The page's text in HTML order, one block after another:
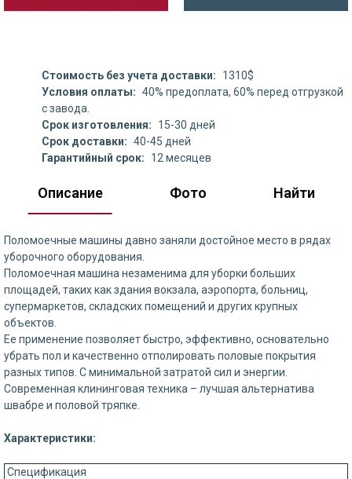
Стоимость без учета доставки:
1310$
Условия оплаты: 40% предоплата, 60% перед отгрузкой
с завода.
Срок изготовления:
15-30 дней
Срок доставки: 40-45 дней
Гарантийный срок:
12 месяцев
Описание Фото Найти
Поломоечные машины давно заняли достойное место в рядах
уборочного оборудования.
Поломоечная машина незаменима для уборки больших
площадей, таких как здания вокзала, аэропорта, больниц,
супермаркетов, складских помещений и других крупных
объектов.
Ее применение позволяет быстро, эффективно, основательно
убрать пол и качественно отполировать половые покрытия
разных типов. С минимальной затратой сил и энергии.
Современная клининговая техника – лучшая альтернатива
швабре и половой тряпке.
Характеристики:
Спецификация